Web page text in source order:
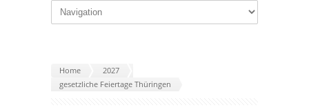
Home
2027
gesetzliche Feiertage Thüringen